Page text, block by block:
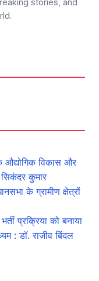
stories, and
औद्योगिक विकास और
सिकंदर कुमार
के ग्रामीण क्षेत्रों
प्रक्रिया को बनाया
: डॉ. राजीव बिंदल